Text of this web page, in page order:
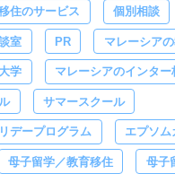
住のサービス 個別相談
室 PR マレーシア
学 マレーシアのインター
サマースクール
デープログラム エプソム
母子留学／教育移住 母子